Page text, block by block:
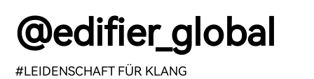
#LEIDENSCHAFT FÜR KLANG
@edifier_global